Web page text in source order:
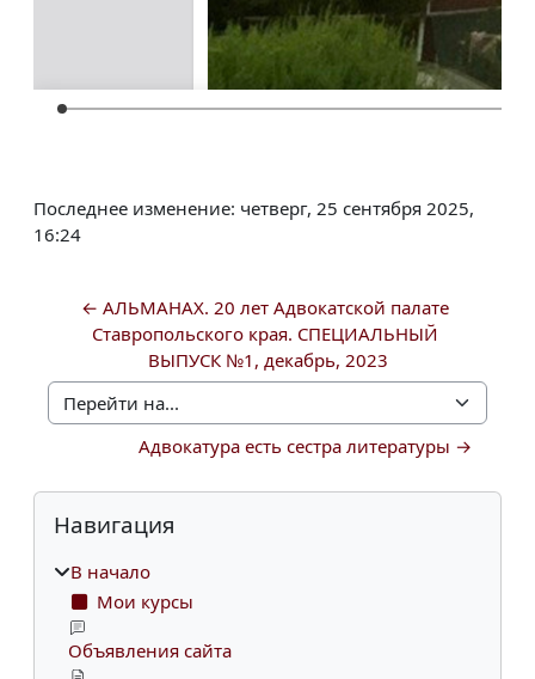
Последнее изменение: четверг, 25 сентября 2025,
16:24
← АЛЬМАНАХ. 20 лет Адвокатской палате
Ставропольского края. СПЕЦИАЛЬНЫЙ
ВЫПУСК №1, декабрь, 2023
Перейти на...
Адвокатура есть сестра литературы →
Блоки
Пропустить Навигация
Навигация
В начало
Мои курсы
Объявления сайта